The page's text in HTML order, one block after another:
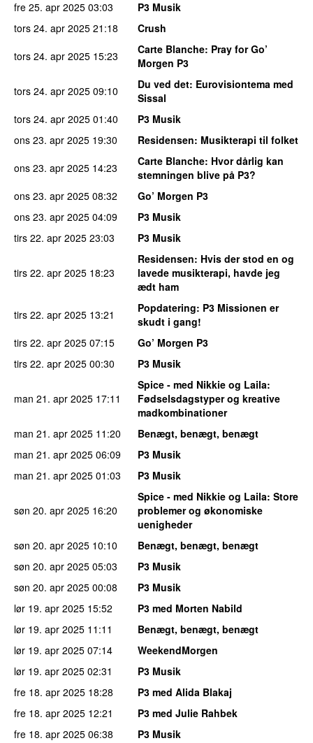
fre 25. apr 2025 03:03
P3 Musik
tors 24. apr 2025 21:18
Crush
tors 24. apr 2025 15:23 Carte Blanche: Pray for Go’
Morgen P3
tors 24. apr 2025 09:10 Du ved det: Eurovisiontema med
Sissal
tors 24. apr 2025 01:40
P3 Musik
ons 23. apr 2025 19:30 Residensen: Musikterapi til folket
ons 23. apr 2025 14:23 Carte Blanche: Hvor dårlig kan
stemningen blive på P3?
ons 23. apr 2025 08:32
Go’ Morgen P3
ons 23. apr 2025 04:09
P3 Musik
tirs 22. apr 2025 23:03 P3 Musik
tirs 22. apr 2025 18:23
Residensen: Hvis der stod en og
lavede musikterapi, havde jeg
ædt ham
tirs 22. apr 2025 13:21 Popdatering: P3 Missionen er
skudt i gang!
tirs 22. apr 2025 07:15
Go’ Morgen P3
tirs 22. apr 2025 00:30 P3 Musik
man 21. apr 2025 17:11
Spice - med Nikkie og Laila:
Fødselsdagstyper og kreative
madkombinationer
man 21. apr 2025 11:20
Benægt, benægt, benægt
man 21. apr 2025 06:09
P3 Musik
man 21. apr 2025 01:03 P3 Musik
søn 20. apr 2025 16:20
Spice - med Nikkie og Laila: Store
problemer og økonomiske
uenigheder
søn 20. apr 2025 10:10
Benægt, benægt, benægt
søn 20. apr 2025 05:03
P3 Musik
søn 20. apr 2025 00:08
P3 Musik
lør 19. apr 2025 15:52
P3 med Morten Nabild
lør 19. apr 2025 11:11
Benægt, benægt, benægt
lør 19. apr 2025 07:14
WeekendMorgen
lør 19. apr 2025 02:31
P3 Musik
fre 18. apr 2025 18:28
P3 med Alida Blakaj
fre 18. apr 2025 12:21
P3 med Julie Rahbek
fre 18. apr 2025 06:38
P3 Musik